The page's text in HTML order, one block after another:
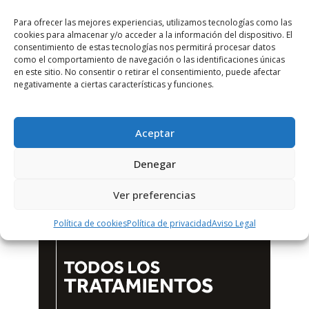
Para ofrecer las mejores experiencias, utilizamos tecnologías como las
cookies para almacenar y/o acceder a la información del dispositivo. El
consentimiento de estas tecnologías nos permitirá procesar datos
como el comportamiento de navegación o las identificaciones únicas
en este sitio. No consentir o retirar el consentimiento, puede afectar
negativamente a ciertas características y funciones.
Aceptar
Denegar
Ver preferencias
Política de cookiesPolítica de privacidadAviso Legal